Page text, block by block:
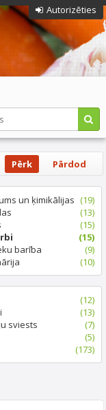
Autorizēties
Pārdod
Pērk
un ķimikālijas (19)
(13)
(15)
(15)
barība
(9)
(10)
(12)
(13)
sviests
(7)
(5)
(173)